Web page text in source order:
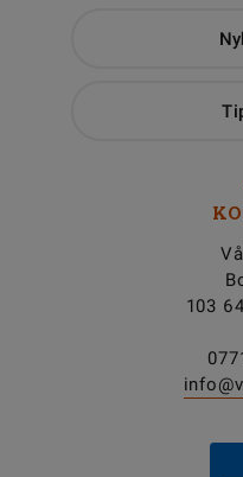
103